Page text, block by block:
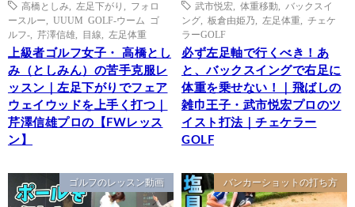
高橋としみ
左足下がり
フォロ
ースルー
UUUM GOLF-ウーム ゴ
ルフ-
芹澤信雄 目線 左足体重
上級者ゴルフ女子・ 高橋とし
み（としみん）の苦手克服レ
ッスン｜左足下がりでフェア
ウェイウッドを上手く打つ｜
芹澤信雄プロの【FWレッス
ン】
武市悦宏
体重移動
バックスイ
ング
板倉由姫乃 左足体重
チェケ
ラーGOLF
必ず左足軸で行くべき！あ
と、バックスイングで右足に
体重を乗せない！｜飛ばしの
雑巾王子・武市悦宏プロのツ
イスト打法｜チェケラー
GOLF
ゴルフのレッスン動画 バンカーショットの打ち方